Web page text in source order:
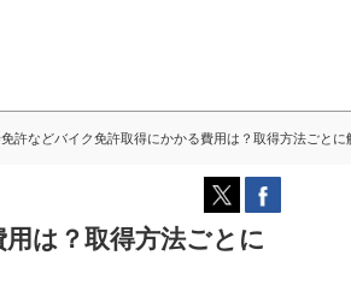
許などバイク免許取得にかかる費用は？取得方法ごとに
は？取得方法ごとに